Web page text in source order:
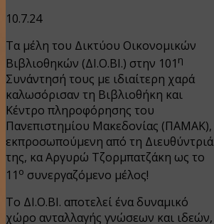
10.7.24
Τα μέλη του Δικτύου Οικονομικών
Βιβλιοθηκών (ΔΙ.Ο.ΒΙ.) στην 101 η
Συνάντησή τους με ιδιαίτερη χαρά
καλωσόρισαν τη Βιβλιοθήκη και
Κέντρο πληροφόρησης του
Πανεπιστημίου Μακεδονίας (ΠΑΜΑΚ),
εκπροσωπούμενη από τη Διευθύντριά
της, κα Αργυρώ Τζορμπατζάκη ως το
11 ο συνεργαζόμενο μέλος!
Το ΔΙ.Ο.ΒΙ. αποτελεί ένα δυναμικό
χώρο ανταλλαγής γνώσεων και ιδεών,